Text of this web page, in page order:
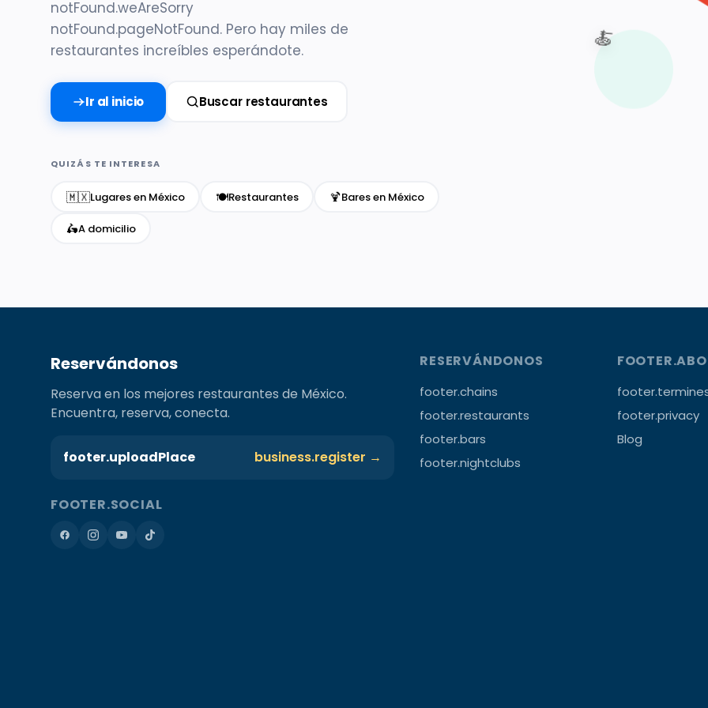
notFound.weAreSorry
notFound.pageNotFound. Pero hay miles de
restaurantes increíbles esperándote.
Ir al inicio Buscar restaurantes
QUIZÁS TE INTERESA
🇲🇽Lugares en México 🍽️Restaurantes 🍹Bares en México
🛵A domicilio
🍝
Reservándonos
Reserva en los mejores restaurantes de México.
Encuentra, reserva, conecta.
footer.uploadPlace business.register →
FOOTER.SOCIAL
RESERVÁNDONOS
footer.chains
footer.restaurants
footer.bars
footer.nightclubs
footer.privacy
Blog